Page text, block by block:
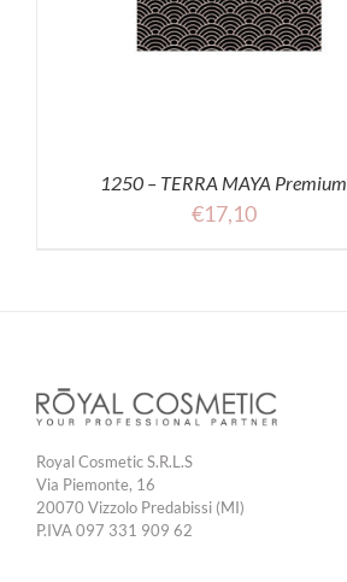
1250 – TERRA MAYA Premium
€17,10
Royal Cosmetic S.R.L.S
Via Piemonte, 16
20070 Vizzolo Predabissi (MI)
P.IVA 097 331 909 62